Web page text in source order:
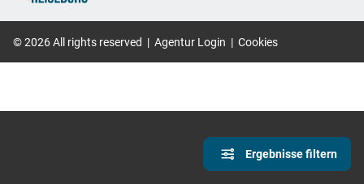
Ergebnisse filtern
©2026All rights reserved | Agentur Login | Cookies